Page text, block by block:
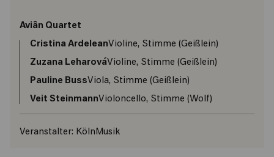
Aviân Quartet
Cristina ArdeleanVioline, Stimme (Geißlein)
Zuzana LeharováVioline, Stimme (Geißlein)
Pauline BussViola, Stimme (Geißlein)
Veit SteinmannVioloncello, Stimme (Wolf)
Veranstalter: KölnMusik